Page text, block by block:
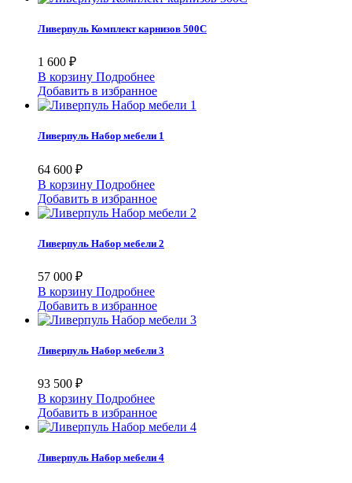
Ливерпуль Комплект карнизов 500С
1 600 ₽
В корзину Подробнее
Добавить в избранное
Ливерпуль Набор мебели 1
64 600 ₽
В корзину Подробнее
Добавить в избранное
Ливерпуль Набор мебели 2
57 000 ₽
В корзину Подробнее
Добавить в избранное
Ливерпуль Набор мебели 3
93 500 ₽
В корзину Подробнее
Добавить в избранное
Ливерпуль Набор мебели 4